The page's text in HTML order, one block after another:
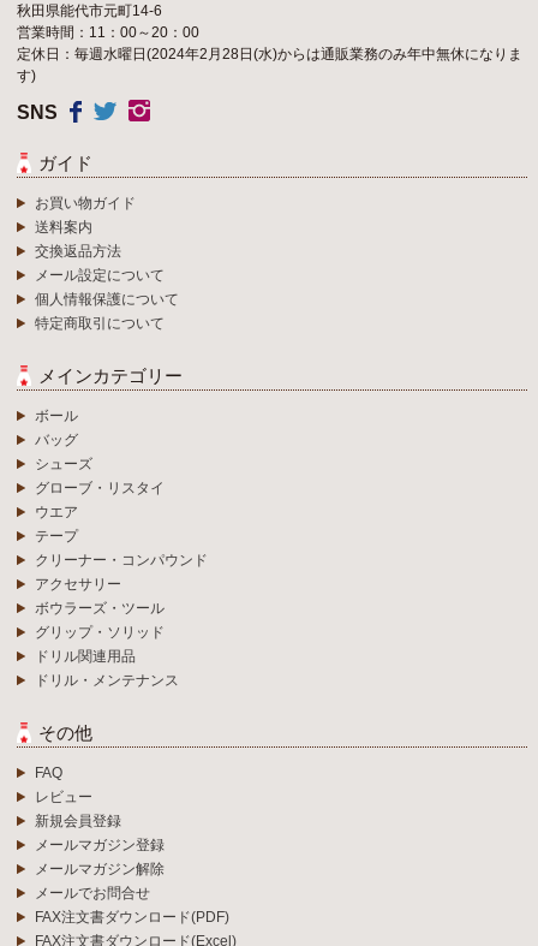
秋田県能代市元町14-6
営業時間：11：00～20：00
定休日：毎週水曜日(2024年2月28日(水)からは通販業務のみ年中無休になりま
す)
SNS
ガイド
お買い物ガイド
送料案内
交換返品方法
メール設定について
個人情報保護について
特定商取引について
メインカテゴリー
ボール
バッグ
シューズ
グローブ・リスタイ
ウエア
テープ
クリーナー・コンパウンド
アクセサリー
ボウラーズ・ツール
グリップ・ソリッド
ドリル関連用品
ドリル・メンテナンス
その他
FAQ
レビュー
新規会員登録
メールマガジン登録
メールマガジン解除
メールでお問合せ
FAX注文書ダウンロード(PDF)
FAX注文書ダウンロード(Excel)